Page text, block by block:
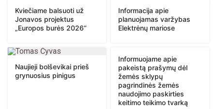
Kviečiame balsuoti už
Jonavos projektus
„Europos burės 2026“
Informacija apie
planuojamas varžybas
Elektrėnų mariose
Naujieji bolševikai prieš
grynuosius pinigus
Informuojame apie
pakeistą prašymų dėl
žemės sklypų
pagrindinės žemės
naudojimo paskirties
keitimo teikimo tvarką